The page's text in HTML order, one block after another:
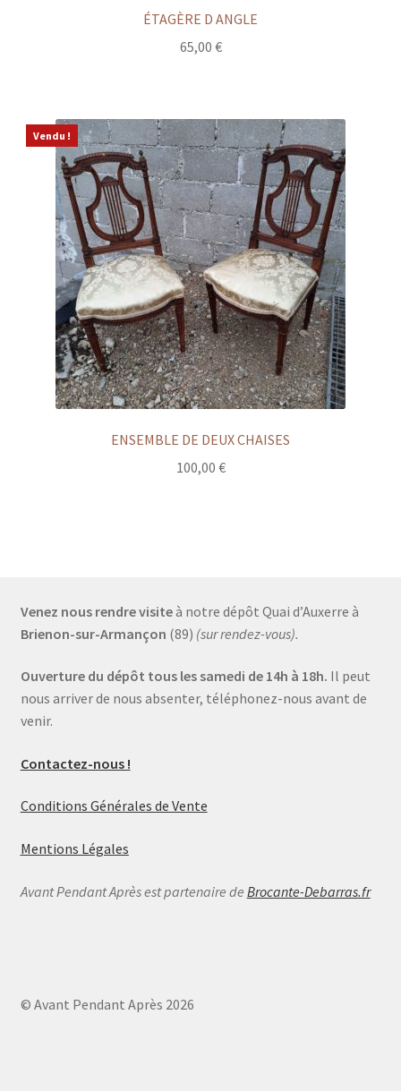
ÉTAGÈRE D ANGLE
65,00 €
Vendu !
ENSEMBLE DE DEUX CHAISES
100,00 €
Venez nous rendre visiteà notre dépôt Quai d’Auxerre à
Brienon-sur-Armançon (89) (sur rendez-vous).
Ouverture du dépôt tous les samedi de 14h à 18h. Il peut
nous arriver de nous absenter, téléphonez-nous avant de
venir.
Contactez-nous !
Conditions Générales de Vente
Mentions Légales
Avant Pendant Après est partenaire de Brocante-Debarras.fr
© Avant Pendant Après 2026